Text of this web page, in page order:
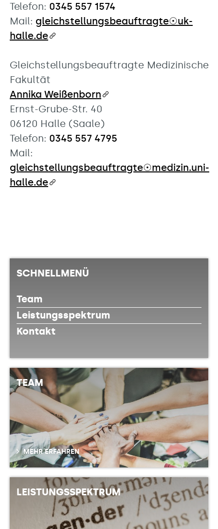
Telefon: 0345 557 1574
Mail: gleichstellungsbeauftragte☉uk-
halle.de
Gleichstellungsbeauftragte Medizinische
Fakultät
Annika Weißenborn
Ernst-Grube-Str. 40
06120 Halle (Saale)
Telefon: 0345 557 4795
Mail:
gleichstellungsbeauftragte☉medizin.uni-
halle.de
SCHNELLMENÜ
Team
Leistungsspektrum
Kontakt
TEAM
MEHR ERFAHREN
LEISTUNGSSPEKTRUM